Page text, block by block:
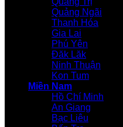
Quảng Ngãi
Thanh Hóa
Gia Lai
Phú Yên
Đăk Lăk
Ninh Thuận
Kon Tum
Miền Nam
Hồ Chí Minh
An Giang
Bạc Liêu